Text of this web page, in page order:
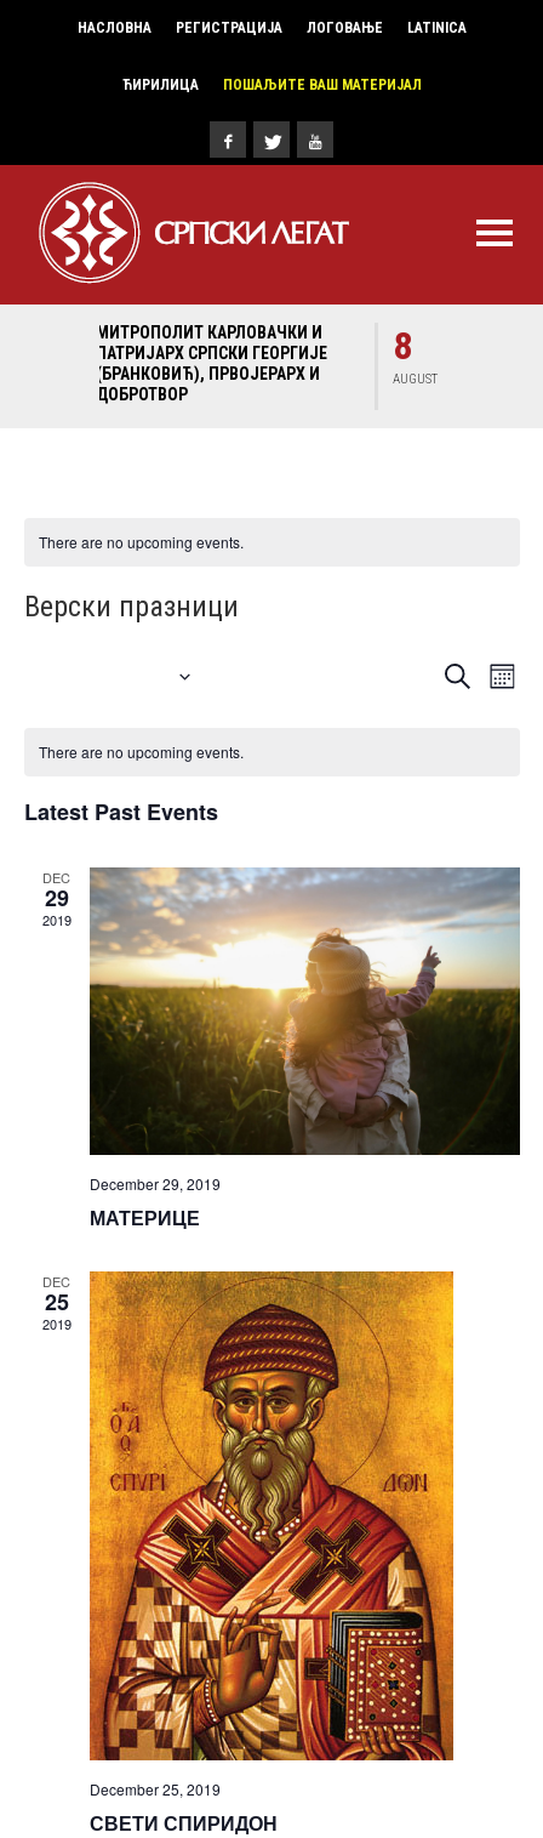
НАСЛОВНА РЕГИСТРАЦИЈА ЛОГОВАЊЕ LATINICA
ЋИРИЛИЦА ПОШАЉИТЕ ВАШ МАТЕРИЈАЛ
8
AUGUST
МИТРОПОЛИТ КАРЛОВАЧКИ И
ПАТРИЈАРХ СРПСКИ ГЕОРГИЈЕ
(БРАНКОВИЋ), ПРВОЈЕРАРХ И
ДОБРОТВОР
There are no upcoming events.
Верски празници
Events
SEARCH
date.
There are no upcoming events.
Latest Past Events
DEC
29
2019
December 29, 2019
МАТЕРИЦЕ
DEC
25
2019
December 25, 2019
СВЕТИ СПИРИДОН